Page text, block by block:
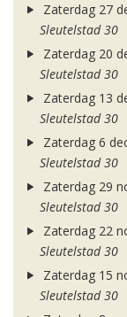
Zaterdag 27
Sleutelstad 30
Zaterdag 20
Sleutelstad 30
Zaterdag 13
Sleutelstad 30
Zaterdag 6
Sleutelstad 30
Zaterdag 29
Sleutelstad 30
Zaterdag 22
Sleutelstad 30
Zaterdag 15
Sleutelstad 30